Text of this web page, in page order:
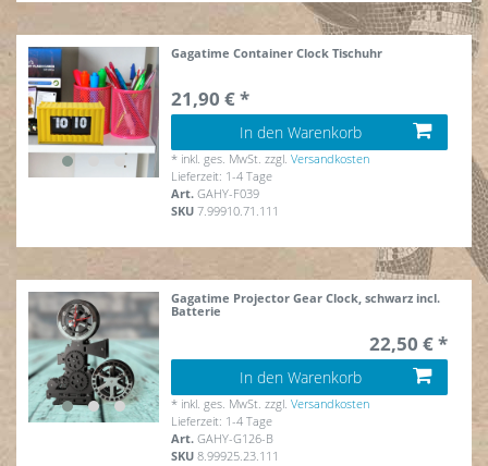
Gagatime Container Clock Tischuhr
21,90 € *
In den Warenkorb
* inkl. ges. MwSt. zzgl.Versandkosten
Lieferzeit: 1-4 Tage
Art.GAHY-F039
SKU7.99910.71.111
Gagatime Projector Gear Clock, schwarz incl.
Batterie
22,50 € *
In den Warenkorb
* inkl. ges. MwSt. zzgl.Versandkosten
Lieferzeit: 1-4 Tage
Art.GAHY-G126-B
SKU8.99925.23.111